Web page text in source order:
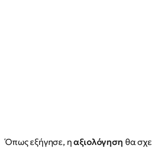
Όπως εξήγησε, ηαξιολόγηση θα